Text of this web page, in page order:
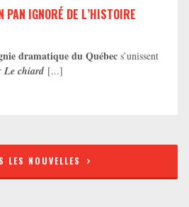
PAN IGNORÉ DE L’HISTOIRE
dramatique du Québec s’unissent
Le chiard [...]
LES NOUVELLES